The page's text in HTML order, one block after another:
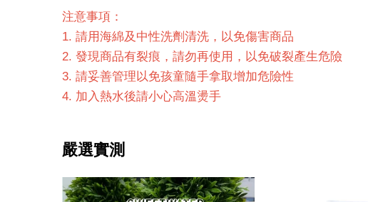
注意事項：
1. 請用海綿及中性洗劑清洗，以免傷害商品
2. 發現商品有裂痕，請勿再使用，以免破裂產生危險
3. 請妥善管理以免孩童隨手拿取增加危險性
4. 加入熱水後請小心高溫燙手
嚴選實測